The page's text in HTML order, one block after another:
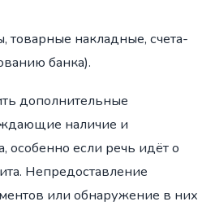
накладные, счета-
банка).
дополнительные
наличие и
особенно если речь идёт о
Непредоставление
или обнаружение в них